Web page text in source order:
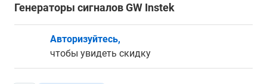
Генераторы сигналов GW Instek
Авторизуйтесь,
чтобы увидеть скидку